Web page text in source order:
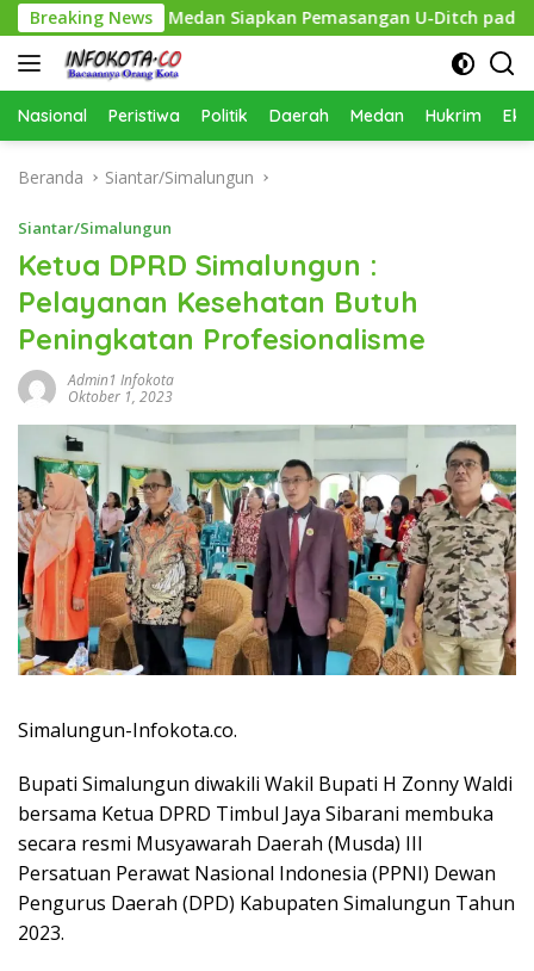
Langsung
ke
konten
Breaking News
Medan Siapkan Pemasangan U-Ditch pada 2027
Nasional Peristiwa Politik Daerah Medan Hukrim
Beranda Siantar/Simalungun
Siantar/Simalungun
Ketua DPRD Simalungun :
Pelayanan Kesehatan Butuh
Peningkatan Profesionalisme
Admin1 Infokota
Oktober 1, 2023
Simalungun-Infokota.co.
Bupati Simalungun diwakili Wakil Bupati H Zonny Waldi
bersama Ketua DPRD Timbul Jaya Sibarani membuka
secara resmi Musyawarah Daerah (Musda) III
Persatuan Perawat Nasional Indonesia (PPNI) Dewan
Pengurus Daerah (DPD) Kabupaten Simalungun Tahun
2023.